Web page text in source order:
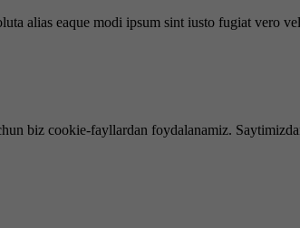
alias eaque modi ipsum sint iusto fugiat vero
biz cookie-fayllardan foydalanamiz.